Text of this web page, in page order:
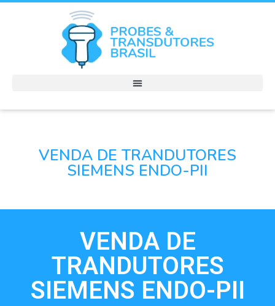
VENDA DE TRANDUTORES
SIEMENS ENDO-PII
VENDA DE
TRANDUTORES
SIEMENS ENDO-PII